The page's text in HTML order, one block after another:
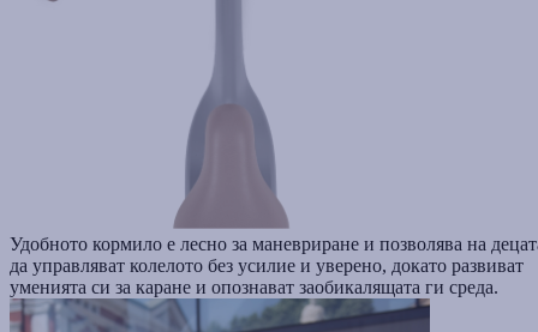
Удобното кормило е лесно за маневриране и позволява на
да управляват колелото без усилие и уверено, докато развиват
уменията си за каране и опознават заобикалящата ги среда.